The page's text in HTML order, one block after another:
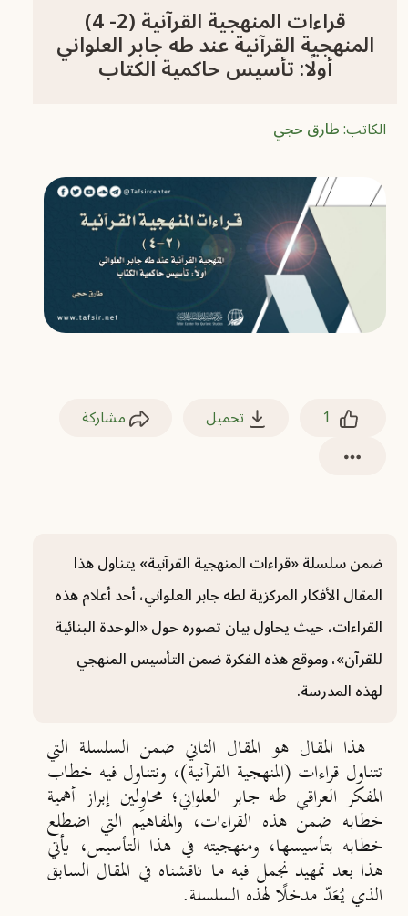
قراءات المنهجية القرآنية (2- 4)
المنهجية القرآنية عند طه جابر العلواني
أولًا: تأسيس حاكمية الكتاب
الكاتب:طارق حجي
1 تحميل مشاركة
ضمن سلسلة «قراءات المنهجية القرآنية» يتناول هذا
المقال الأفكار المركزية لطه جابر العلواني، أحد أعلام هذه
القراءات، حيث يحاول بيان تصوره حول «الوحدة البنائية
للقرآن»، وموقع هذه الفكرة ضمن التأسيس المنهجي
لهذه المدرسة.
هذا المقال هو المقال الثاني ضمن السلسلة التي
تتناول قراءات (المنهجية القرآنية)، ونتناول فيه خطاب
المفكر العراقي طه جابر العلواني؛ محاوِلين إبراز أهمية
خطابه ضمن هذه القراءات، والمفاهيم التي اضطلع
خطابه بتأسيسها، ومنهجيته في هذا التأسيس، يأتي
هذا بعد تمهيد نجمل فيه ما ناقشناه في المقال السابق
الذي يُعَدّ مدخلًا لهذه السلسلة.